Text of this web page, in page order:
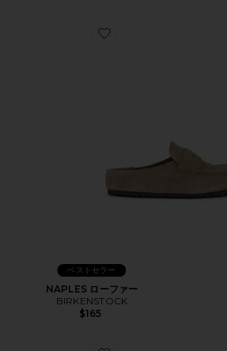
Favorite NAPLES ローファー
ベストセラー
NAPLES ローファー
BIRKENSTOCK
$165